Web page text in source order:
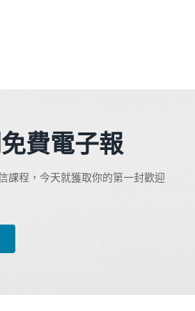
費電子報
課程，今天就獲取你的第一封歡迎